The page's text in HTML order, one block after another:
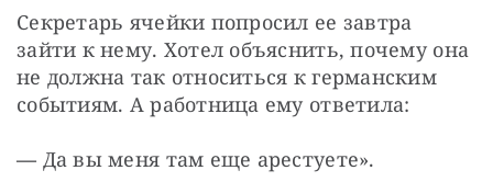
Секретарь ячейки попросил ее завтра
зайти к нему. Хотел объяснить, почему она
не должна так относиться к германским
событиям. А работница ему ответила:
— Да вы меня там еще арестуете».